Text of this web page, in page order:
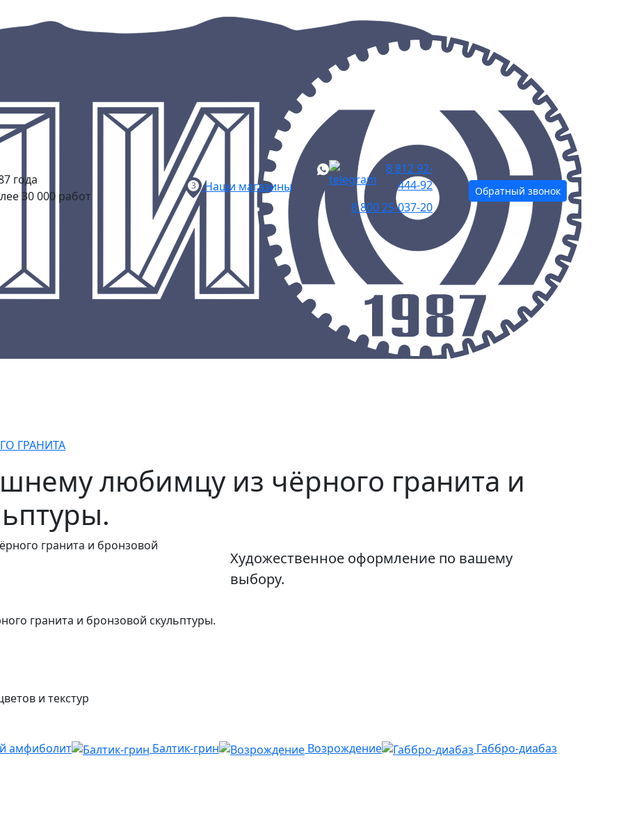
года
30 000 работ
Наши магазины
8 812 92-
444-92
8 800 25-037-20
Обратный звонок
ГРАНИТА
любимцу из чёрного гранита и
Художественное оформление по вашему
выбору.
гранита и бронзовой скульптуры.
и текстур
амфиболит Балтик-грин Возрождение Габбро-диабаз